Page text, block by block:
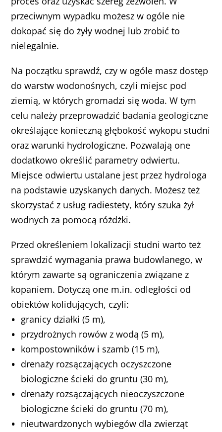
przeciwnym wypadku możesz w ogóle nie
dokopać się do żyły wodnej lub zrobić to
nielegalnie.
Na początku sprawdź, czy w ogóle masz dostęp
do warstw wodonośnych, czyli miejsc pod
ziemią, w których gromadzi się woda. W tym
celu należy przeprowadzić badania geologiczne
określające konieczną głębokość wykopu studni
oraz warunki hydrologiczne. Pozwalają one
dodatkowo określić parametry odwiertu.
Miejsce odwiertu ustalane jest przez hydrologa
na podstawie uzyskanych danych. Możesz też
skorzystać z usług radiestety, który szuka żył
wodnych za pomocą różdżki.
Przed określeniem lokalizacji studni warto też
sprawdzić wymagania prawa budowlanego, w
którym zawarte są ograniczenia związane z
kopaniem. Dotyczą one m.in. odległości od
obiektów kolidujących, czyli:
granicy działki (5 m),
przydrożnych rowów z wodą (5 m),
kompostowników i szamb (15 m),
drenaży rozsączających oczyszczone
biologiczne ścieki do gruntu (30 m),
drenaży rozsączających nieoczyszczone
biologiczne ścieki do gruntu (70 m),
nieutwardzonych wybiegów dla zwierząt